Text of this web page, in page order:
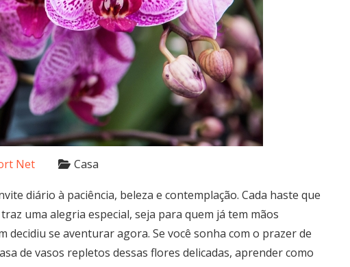
Net Casa
diário à paciência, beleza e contemplação. Cada haste que
uma alegria especial, seja para quem já tem mãos
decidiu se aventurar agora. Se você sonha com o prazer de
de vasos repletos dessas flores delicadas, aprender como